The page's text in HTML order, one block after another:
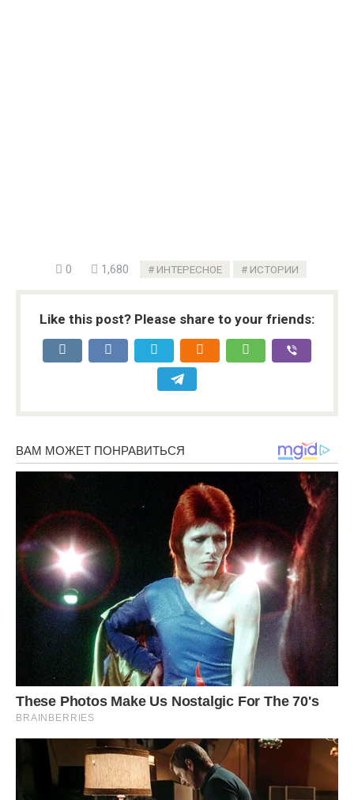
0 1,680 ИНТЕРЕСНОЕ ИСТОРИИ
Like this post? Please share to your friends: